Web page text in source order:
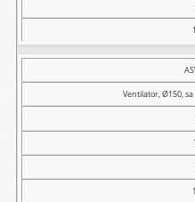
Ventilator, Ø150,